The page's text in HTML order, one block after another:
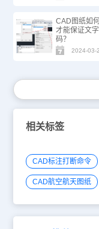
CAD图纸如
才能保证文
码？
2024-03-
相关标签
CAD标注打断命令
CAD航空航天图纸